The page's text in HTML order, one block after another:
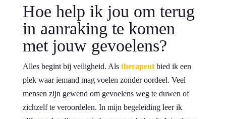
Hoe help ik jou om terug
in aanraking te komen
met jouw gevoelens?
Alles begint bij veiligheid. Als therapeutbied ik een
plek waar iemand mag voelen zonder oordeel. Veel
mensen zijn gewend om gevoelens weg te duwen of
zichzelf te veroordelen. In mijn begeleiding leer ik